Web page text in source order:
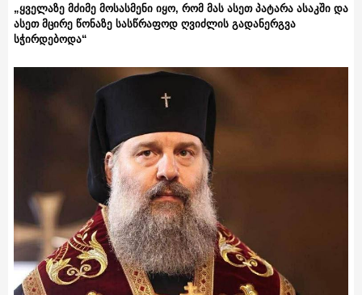
„ყველაზე მძიმე მოსასმენი იყო, რომ მას ასეთ პატარა ასაკში და
ასეთ მცირე წონაზე სასწრაფოდ ღვიძლის გადანერგვა
სჭირდებოდა“